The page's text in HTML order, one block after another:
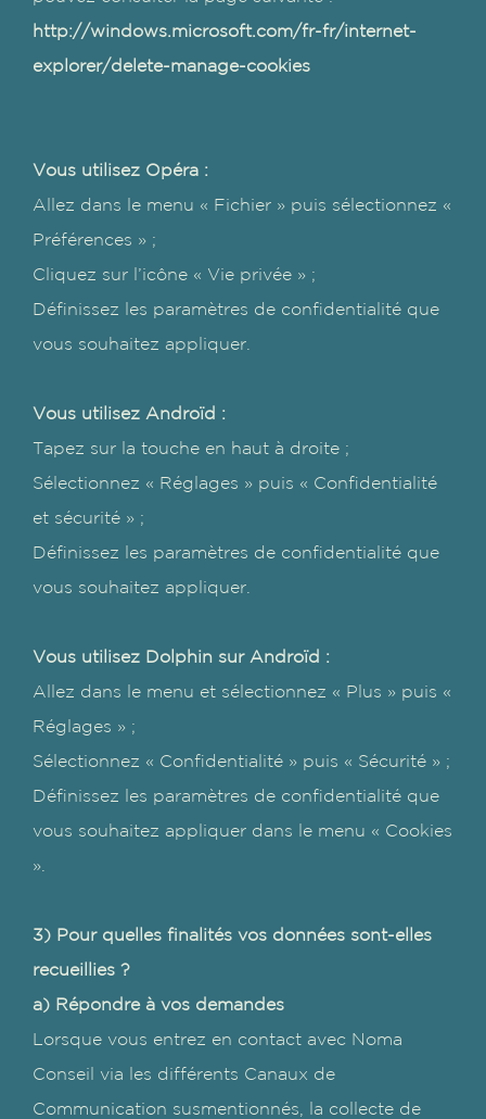
http://windows.microsoft.com/fr-fr/internet-
explorer/delete-manage-cookies
Vous utilisez Opéra :
Allez dans le menu « Fichier » puis sélectionnez «
Préférences » ;
Cliquez sur l’icône « Vie privée » ;
Définissez les paramètres de confidentialité que
vous souhaitez appliquer.
Vous utilisez Androïd :
Tapez sur la touche en haut à droite ;
Sélectionnez « Réglages » puis « Confidentialité
et sécurité » ;
Définissez les paramètres de confidentialité que
vous souhaitez appliquer.
Vous utilisez Dolphin sur Androïd :
Allez dans le menu et sélectionnez « Plus » puis «
Réglages » ;
Sélectionnez « Confidentialité » puis « Sécurité » ;
Définissez les paramètres de confidentialité que
vous souhaitez appliquer dans le menu « Cookies
».
3) Pour quelles finalités vos données sont-elles
recueillies ?
a) Répondre à vos demandes
Lorsque vous entrez en contact avec Noma
Conseil via les différents Canaux de
Communication susmentionnés, la collecte de